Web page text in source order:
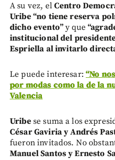
A su vez, elCentro
Uribe “no tiene reserva
dicho evento”y que
institucional del
Espriella al invitarlo
Le puede interesar: “No
por modas como la de la
Valencia
Uribese suma a los
César Gaviria y Andrés
fueron invitados. No
Manuel Santos y Ernesto